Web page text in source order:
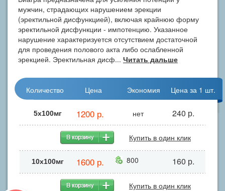
мужчин, страдающих нарушением эрекции
(эректильной дисфункцией), включая крайнюю форму
эректильной дисфункции - импотенцию. Указанное
нарушение характеризуется отсутствием достаточной
для проведения полового акта либо ослабленной
эрекцией. Эректильная дисф... Читать дальше
Количество Цена Экономия Цена за 1 шт.
5х100мг 1200 р. нет 240 р.
Купить в один клик
10x100мг 1600 р. 800 160 р.
Купить в один клик